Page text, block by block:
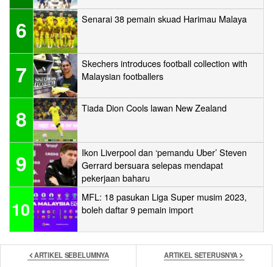
6 Senarai 38 pemain skuad Harimau Malaya
7
Skechers introduces football collection with
Malaysian footballers
8 Tiada Dion Cools lawan New Zealand
9
Ikon Liverpool dan ‘pemandu Uber’ Steven
Gerrard bersuara selepas mendapat
pekerjaan baharu
10
MFL: 18 pasukan Liga Super musim 2023,
boleh daftar 9 pemain import
ARTIKEL SEBELUMNYA
ARTIKEL SETERUSNYA